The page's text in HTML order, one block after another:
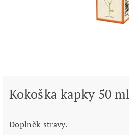
Kokoška kapky 50 ml
Doplněk stravy.